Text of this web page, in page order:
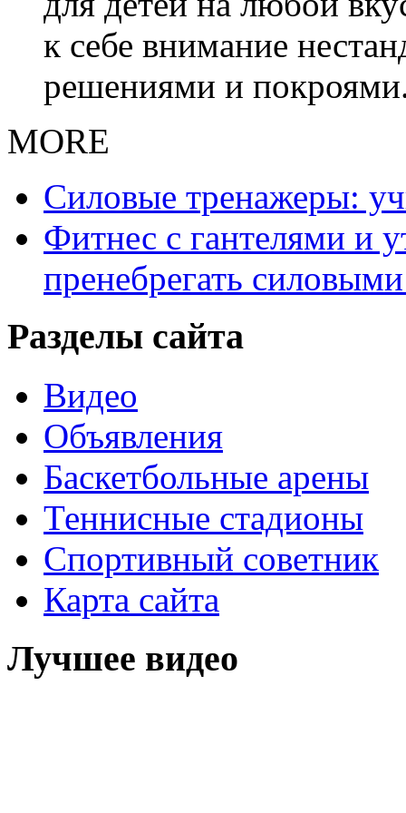
к себе внимание
решениями и
MORE
Силовые тренажеры:
Фитнес с гантелями и
пренебрегать
Разделы сайта
Видео
Объявления
Баскетбольные арены
Теннисные стадионы
Спортивный советник
Карта сайта
Лучшее видео